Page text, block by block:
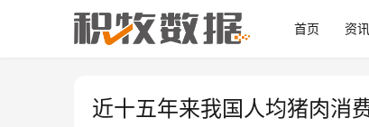
首页 资
近十五年来我国人均猪肉消